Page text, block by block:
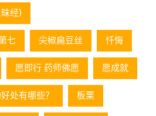
经)
七 尖椒扁豆丝 忏悔
愿即行 药师佛愿 愿成就
处有哪些？ 板栗